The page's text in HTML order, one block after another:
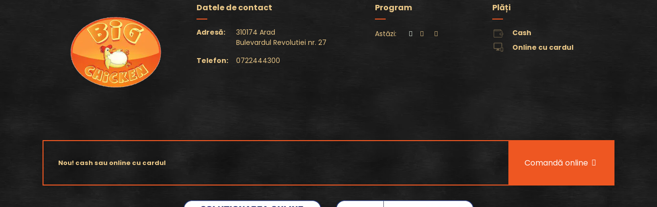
Datele de contact
Adresă:
310174 Arad
Bulevardul Revolutiei nr. 27
Telefon:
0722444300
Program
Astăzi:
Plăți
Cash
Online cu cardul
Nou! cash sau online cu cardul Comandă online